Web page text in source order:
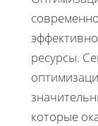
ресурсы.
которые